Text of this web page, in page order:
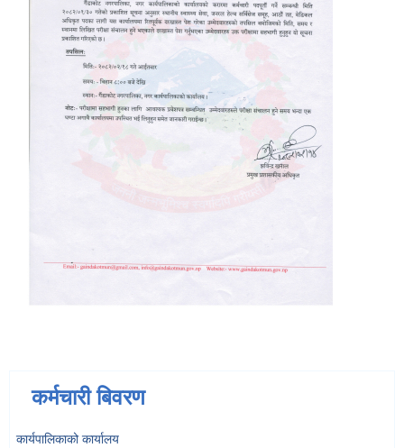
कर्मचारी बिवरण
कार्यपालिकाको कार्यालय